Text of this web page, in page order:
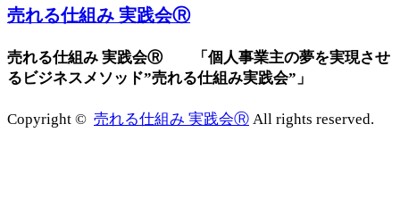
売れる仕組み 実践会Ⓡ
売れる仕組み 実践会Ⓡ 「個人事業主の夢を実現させ
るビジネスメソッド”売れる仕組み実践会”」
Copyright © 売れる仕組み 実践会Ⓡ All rights reserved.